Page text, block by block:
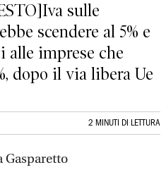
sulle
scendere al 5% e
alle imprese che
dopo il via libera Ue
2 MINUTI DI LETTURA
Gasparetto